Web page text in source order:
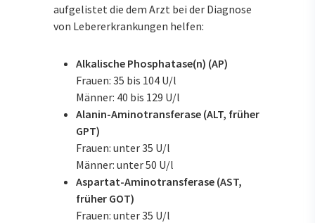
aufgelistet die dem Arzt bei der Diagnose
von Lebererkrankungen helfen:
Alkalische Phosphatase(n) (AP)
Frauen: 35 bis 104 U/l
Männer: 40 bis 129 U/l
Alanin-Aminotransferase (ALT, früher
GPT)
Frauen: unter 35 U/l
Männer: unter 50 U/l
Aspartat-Aminotransferase (AST,
früher GOT)
Frauen: unter 35 U/l